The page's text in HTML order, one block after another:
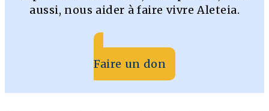
aussi, nous aider à faire vivre Aleteia.
Faire un don